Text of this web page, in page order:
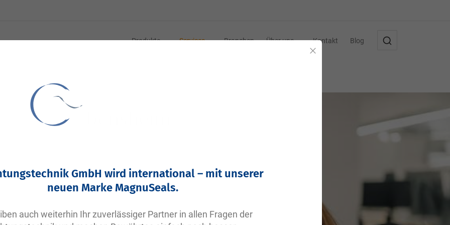
Produkte Services Branchen Über uns Kontakt Blog
GmbH wird international – mit unserer
neuen Marke MagnuSeals.
auch weiterhin Ihr zuverlässiger Partner in allen Fragen der